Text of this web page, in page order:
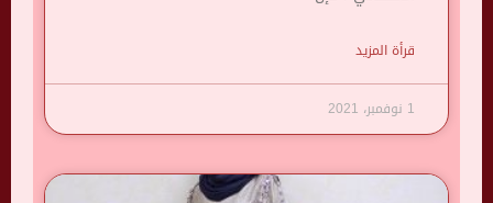
قرأة المزيد
1 نوفمبر، 2021